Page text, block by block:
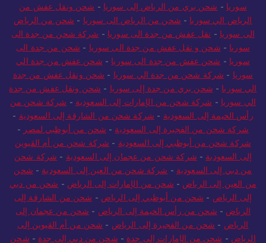
سوريا - شحن بري من الرياض إلى سوريا - شحن ونقل عفش من
الرياض الي سوريا - شحن من الرياض الى سوريا - شحن من الرياض
الى سوريا - نقل عفش من جدة الى سوريا - شركة شحن من جدة الى
سوريا - شحن و نقل عفش من جدة الى سوريا - شحن من جدة الى
سوريا - شحن عفش من جدة الى سوريا - شحن عفش من جدة الي
سوريا - شركة شحن من جدة الي سوريا - شحن ونقل عفش من جدة
الي سوريا - شحن بري من جدة إلى سوريا - شحن ونقل عفش من جدة
الي سوريا - شركة شحن من الإمارات إلى السعودية - شركة شحن من
رأس الخيمة إلى السعودية - شركة شحن من الشارقة إلى السعودية -
شركة شحن من الفجيرة إلى السعودية - شحن من أبوظبي لمصر -
شركة شحن من أبوظبي إلى السعودية - شركة شحن من أم القيوين
إلى السعودية - شركة شحن من عجمان إلى السعودية - شركة شحن
من دبي إلى السعودية - شركة شحن من العين إلى السعودية - شحن
من العين إلى الرياض - شحن من الإمارات إلى الرياض - شحن من دبي
إلى الرياض - شحن من أبوظبي إلى الرياض - شحن من الشارقة إلى
الرياض - شحن من رأس الخيمة إلى الرياض - شحن من عجمان إلى
الرياض - شحن من الفجيرة إلى الرياض - شحن من أم القيوين إلى
الرياض - شحن من الإمارات إلى جدة - شحن من دبي إلى جدة - شحن